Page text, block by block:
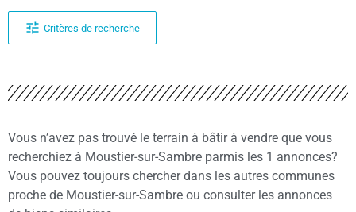
Critères de recherche
Vous n’avez pas trouvé le terrain à bâtir à vendre que vous
recherchiez à Moustier-sur-Sambre parmis les 1 annonces?
Vous pouvez toujours chercher dans les autres communes
proche de Moustier-sur-Sambre ou consulter les annonces